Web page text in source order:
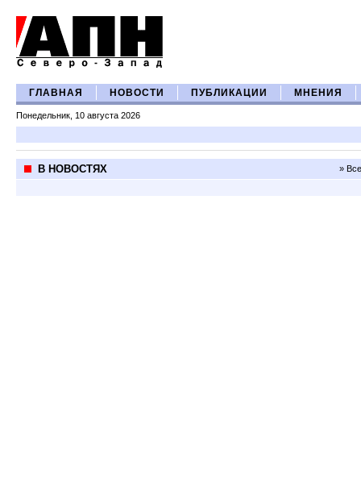
ГЛАВНАЯ НОВОСТИ ПУБЛИКАЦИИ МНЕНИЯ
Понедельник, 10 августа 2026
В НОВОСТЯХ »